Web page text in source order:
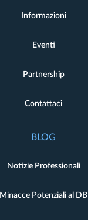
Informazioni
Eventi
Partnership
Contattaci
BLOG
Notizie Professionali
Minacce Potenziali al DB